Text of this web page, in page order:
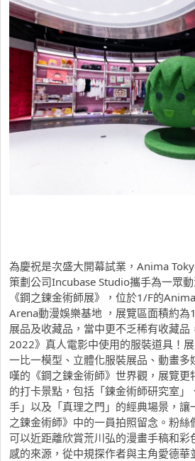
為慶祝是次盛大開幕試業，Anima
策劃公司Incubase Studio攜手為一眾
《鋼之鍊金術師展》，位於1/F的
Arena動漫娛樂基地 ，展覽區面積約
展品及收藏品，當中更不乏稀有收藏
2022》真人電影中使用的服裝道具！
一比一模型、立體化服裝展品、動畫
嘆的《鋼之鍊金術師》世界觀，展覽更
的打卡景點，包括「鍊金術師研究室」
手」以及「真理之門」的經典場景，讓
之鍊金術師》中的一員拍照留念。粉
可以近距離欣賞荒川弘的漫畫手稿和彩
感的來源，從中規探作者與主角愛德華